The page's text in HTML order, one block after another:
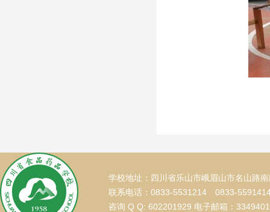
学校地址：四川省乐山市峨眉山市名山路
联系电话：0833-5531214 0833-
咨询 Q Q: 602201929 电子邮箱：